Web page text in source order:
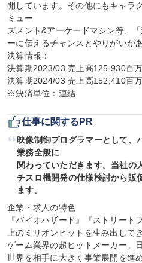
開しています。その他にもキャラ
ミュー
ズメント&アーケードマシン等、
ーに伝えるチャンスとやりがいが
決算情報：
決算期2023/03 売上高125,930百
決算期2024/03 売上高152,410百
※決済単位：連結
仕事に関するPR
映像制御プログラマーとして、
業務全般に
関わっていただきます。当社の
チスロ機開発の仕様検討から販
ます。
企業・求人の特色
『バイオハザード』『ストリート
上のミリオンヒットを生み出して
ゲーム業界の超ヒットメーカー。
世界を相手に大きく事業展開を進